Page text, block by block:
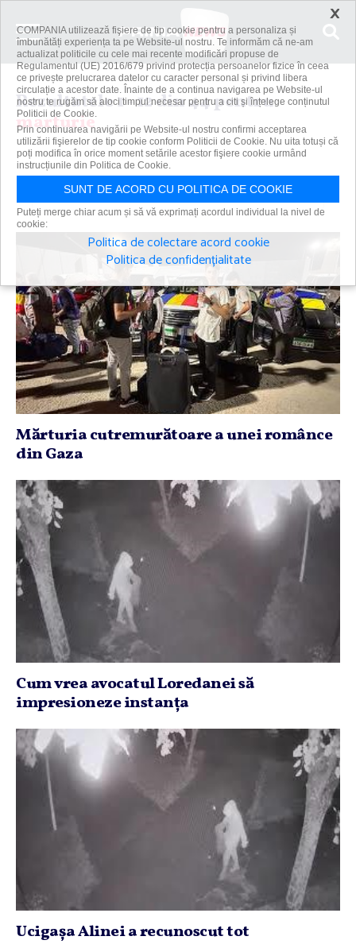
Rezultatele 1 - 12 din 44 pentru
marturie
Caută
Mărturia cutremurătoare a unei românce
din Gaza
Cum vrea avocatul Loredanei să
impresioneze instanţa
Ucigaşa Alinei a recunoscut tot
×
COMPANIA utilizează fişiere de tip cookie pentru a personaliza și
îmbunătăți experiența ta pe Website-ul nostru. Te informăm că ne-am
actualizat politicile cu cele mai recente modificări propuse de
Regulamentul (UE) 2016/679 privind protecția persoanelor fizice în ceea
ce privește prelucrarea datelor cu caracter personal și privind libera
circulație a acestor date. Înainte de a continua navigarea pe Website-ul
nostru te rugăm să aloci timpul necesar pentru a citi și înțelege conținutul
Politicii de Cookie.
Prin continuarea navigării pe Website-ul nostru confirmi acceptarea
utilizării fişierelor de tip cookie conform Politicii de Cookie. Nu uita totuși că
poți modifica în orice moment setările acestor fişiere cookie urmând
instrucțiunile din Politica de Cookie.
SUNT DE ACORD CU POLITICA DE COOKIE
Puteți merge chiar acum și să vă exprimați acordul individual la nivel de
cookie:
Politica de colectare acord cookie
Politica de confidențialitate